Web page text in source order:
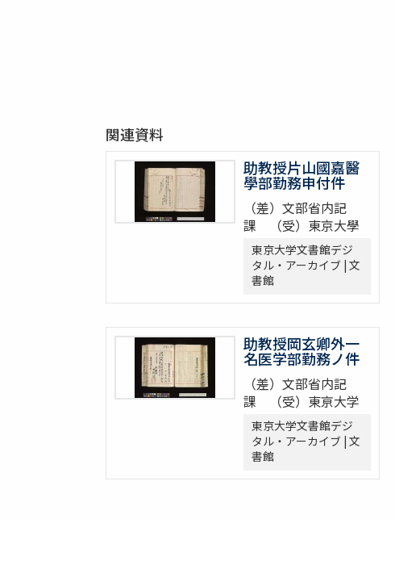
関連資料
助教授片山國嘉醫
學部勤務申付件
（差）文部省内記
課 （受）東京大學
東京大学文書館デジ
タル・アーカイブ | 文
書館
助教授岡玄卿外一
名医学部勤務ノ件
（差）文部省内記
課 （受）東亰大学
東京大学文書館デジ
タル・アーカイブ | 文
書館